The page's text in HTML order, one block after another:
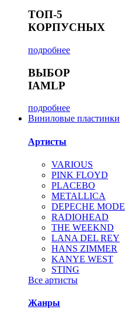
ТОП-5
КОРПУСНЫХ
подробнее
ВЫБОР
IAMLP
подробнее
Виниловые пластинки
Артисты
VARIOUS
PINK FLOYD
PLACEBO
METALLICA
DEPECHE MODE
RADIOHEAD
THE WEEKND
LANA DEL REY
HANS ZIMMER
KANYE WEST
STING
Все артисты
Жанры